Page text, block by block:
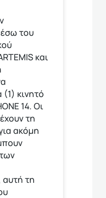
του
και
(1) κινητό
14. Οι
τη
ακόμη
τη